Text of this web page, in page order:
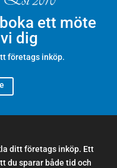
ett möte
dig
företags inköp.
ditt företags inköp. Ett
du sparar både tid och